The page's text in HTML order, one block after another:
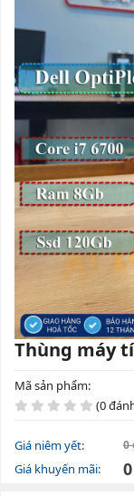
Thùng máy
Mã sản phẩm:
(0
Giá niêm yết: 0
Giá khuyến mãi: